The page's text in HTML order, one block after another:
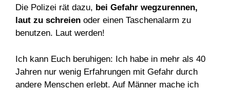
Die Polizei rät dazu, bei Gefahr wegzurennen,
laut zu schreien oder einen Taschenalarm zu
benutzen. Laut werden!
Ich kann Euch beruhigen: Ich habe in mehr als 40
Jahren nur wenig Erfahrungen mit Gefahr durch
andere Menschen erlebt. Auf Männer mache ich